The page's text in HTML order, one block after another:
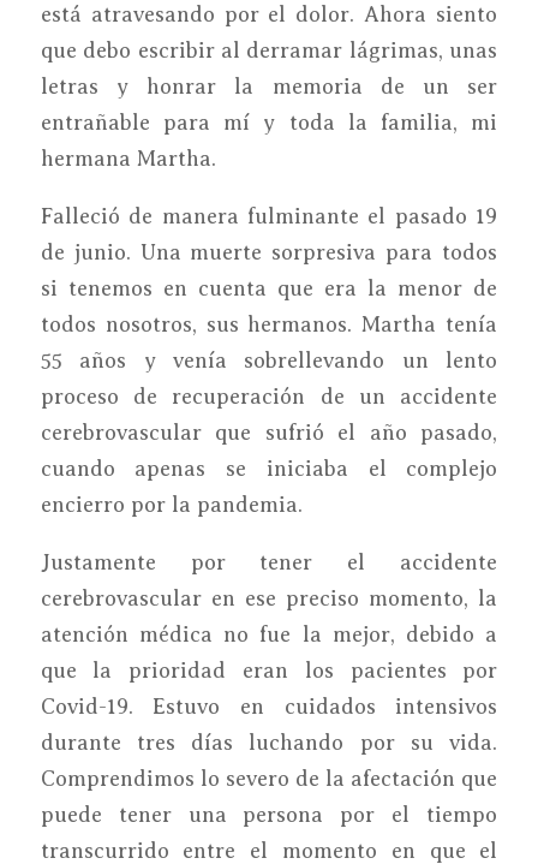
está atravesando por el dolor. Ahora siento
que debo escribir al derramar lágrimas, unas
letras y honrar la memoria de un ser
entrañable para mí y toda la familia, mi
hermana Martha.
Falleció de manera fulminante el pasado 19
de junio. Una muerte sorpresiva para todos
si tenemos en cuenta que era la menor de
todos nosotros, sus hermanos. Martha tenía
55 años y venía sobrellevando un lento
proceso de recuperación de un accidente
cerebrovascular que sufrió el año pasado,
cuando apenas se iniciaba el complejo
encierro por la pandemia.
Justamente por tener el accidente
cerebrovascular en ese preciso momento, la
atención médica no fue la mejor, debido a
que la prioridad eran los pacientes por
Covid-19. Estuvo en cuidados intensivos
durante tres días luchando por su vida.
Comprendimos lo severo de la afectación que
puede tener una persona por el tiempo
transcurrido entre el momento en que el